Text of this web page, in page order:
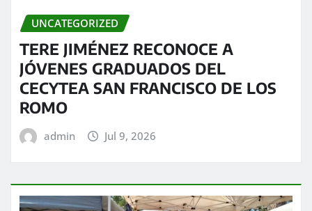
UNCATEGORIZED
TERE JIMÉNEZ RECONOCE A
JÓVENES GRADUADOS DEL
CECYTEA SAN FRANCISCO DE LOS
ROMO
admin Jul 9, 2026